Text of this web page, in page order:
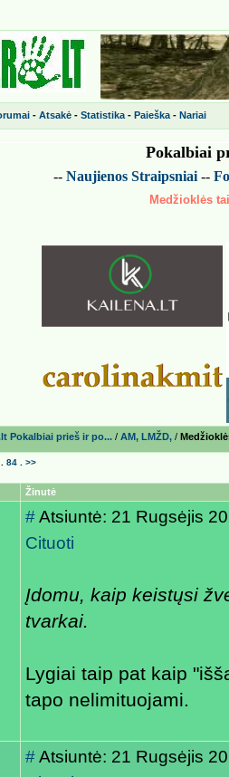
- Atsakė - Statistika - Paieška - Nariai
Pokalbiai
-- Naujienos Straipsniai --
Medžioklės
Pokalbiai prieš ir po... / AM, LMŽD, /
84 >>
Žinutė
#Atsiuntė: 21 Rugsėjis
Cituoti
Įdomu, kaip keistųsi
tvarkai.
Lygiai taip pat kaip
tapo nelimituojami.
#Atsiuntė: 21 Rugsėjis